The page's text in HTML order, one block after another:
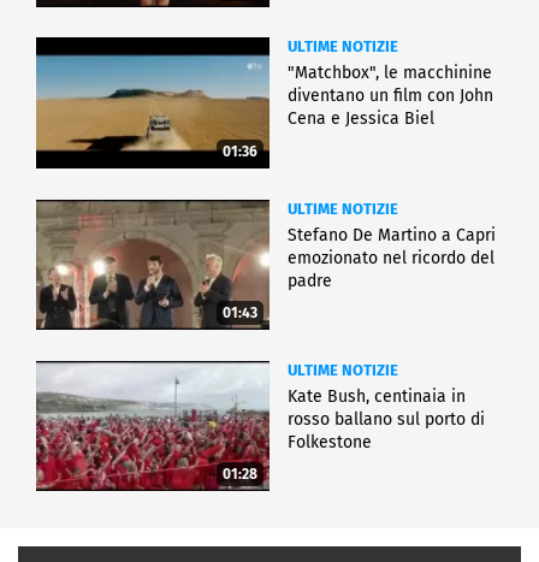
01:36
ULTIME NOTIZIE
"Matchbox", le macchinine
diventano un film con John
Cena e Jessica Biel
01:43
ULTIME NOTIZIE
Stefano De Martino a Capri
emozionato nel ricordo del
padre
01:28
ULTIME NOTIZIE
Kate Bush, centinaia in
rosso ballano sul porto di
Folkestone